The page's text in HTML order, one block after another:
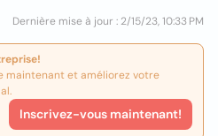
Dernière mise à jour : 2/15/23, 10:33 PM
maintenant et améliorez votre
Inscrivez-vous maintenant!